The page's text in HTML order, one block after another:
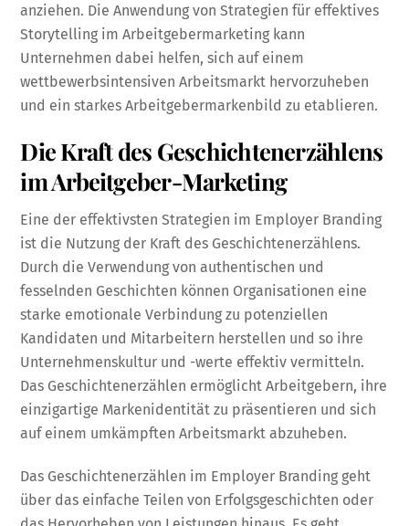
anziehen. Die Anwendung von Strategien für effektives
Storytelling im Arbeitgebermarketing kann
Unternehmen dabei helfen, sich auf einem
wettbewerbsintensiven Arbeitsmarkt hervorzuheben
und ein starkes Arbeitgebermarkenbild zu etablieren.
Die Kraft des Geschichtenerzählens
im Arbeitgeber-Marketing
Eine der effektivsten Strategien im Employer Branding
ist die Nutzung der Kraft des Geschichtenerzählens.
Durch die Verwendung von authentischen und
fesselnden Geschichten können Organisationen eine
starke emotionale Verbindung zu potenziellen
Kandidaten und Mitarbeitern herstellen und so ihre
Unternehmenskultur und -werte effektiv vermitteln.
Das Geschichtenerzählen ermöglicht Arbeitgebern, ihre
einzigartige Markenidentität zu präsentieren und sich
auf einem umkämpften Arbeitsmarkt abzuheben.
Das Geschichtenerzählen im Employer Branding geht
über das einfache Teilen von Erfolgsgeschichten oder